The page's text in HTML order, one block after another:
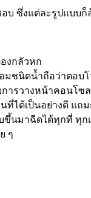
ซึ่งแต่ละรูปแบบก็
งกลัวหก
มชนิดน้ำถือว่าตอบโ
รวางหน้าคอนโซล
ที่ได้เป็นอย่างดี แถ
นมาฉีดได้ทุกที่ ทุก
ๆ